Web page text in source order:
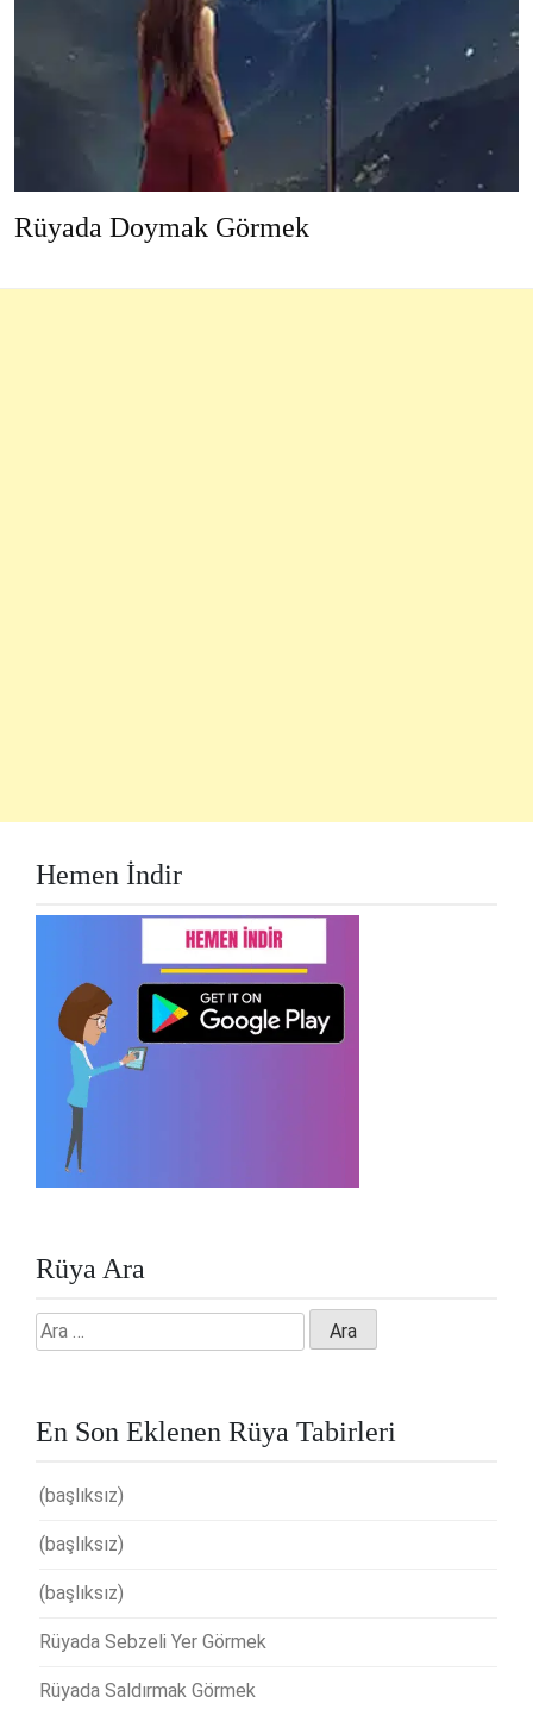
Rüyada Doymak Görmek
Hemen İndir
Rüya Ara
Arama:
En Son Eklenen Rüya Tabirleri
(başlıksız)
(başlıksız)
(başlıksız)
Rüyada Sebzeli Yer Görmek
Rüyada Saldırmak Görmek